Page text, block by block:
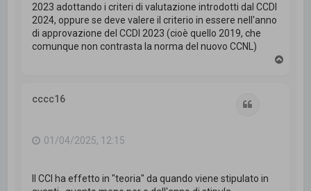
2023 adottando i criteri di valutazione introdotti dal CCDI
2024, oppure se deve valere il criterio in essere nell'anno
di approvazione del CCDI 2023 (cioè quello 2019, che
comunque non contrasta la norma del nuovo CCNL)
cccc16
01/04/2025, 12:15
Il CCI ha effetto in "teoria" da quando viene stipulato in